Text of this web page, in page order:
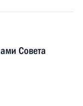
Совета